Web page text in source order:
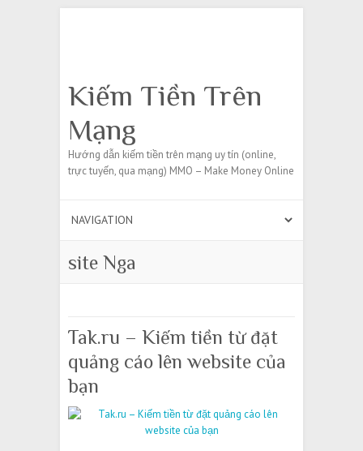
Kiếm Tiền Trên
Mạng
Hướng dẫn kiếm tiền trên mạng uy tín (online,
trực tuyến, qua mạng) MMO – Make Money Online
site Nga
Tak.ru – Kiếm tiền từ đặt
quảng cáo lên website của
bạn